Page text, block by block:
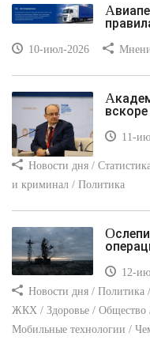
Авиаперевозка хрупких грузов:
10-июл-2026
Академик назвал болезни, которые
11-
Новости дня /
и криминал / Политика
Ослепить циклопа: что стоит за
12-
Новости дня /
ЖКХ / Здоровье / Общество
Мобильные технологии /